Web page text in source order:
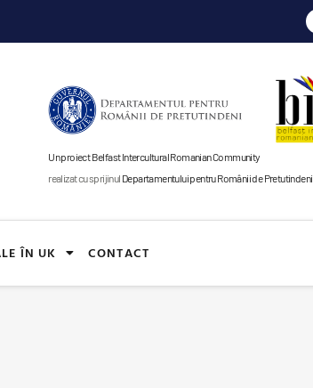
Un proiect Belfast Intercultural Romanian Community
realizat cu sprijinul Departamentului pentru Românii de Pretutindeni
ÎN UK CONTACT